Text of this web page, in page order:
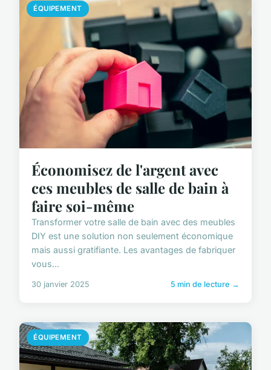
ÉQUIPEMENT
Économisez de l'argent avec
ces meubles de salle de bain à
faire soi-même
Transformer votre salle de bain avec des meubles
DIY est une solution non seulement économique
mais aussi gratifiante. Les avantages de fabriquer
vous...
30 janvier 2025 5 min de lecture →
ÉQUIPEMENT